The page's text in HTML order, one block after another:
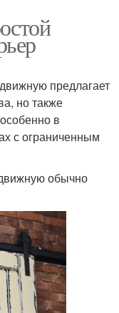
предлагает
но также
в
с ограниченным
обычно